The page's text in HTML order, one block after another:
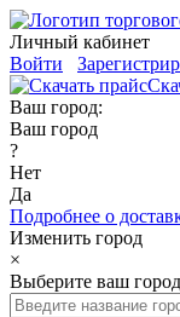
Личный кабинет
Войти
Ваш город:
Ваш город
?
Нет
Да
Подробнее о
Изменить город
×
Выберите ваш город